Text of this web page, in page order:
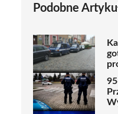
Podobne